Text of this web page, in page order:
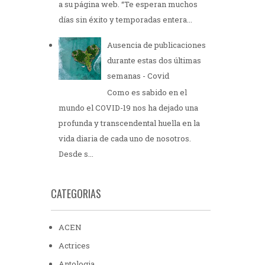
a su página web. “Te esperan muchos
días sin éxito y temporadas entera...
Ausencia de publicaciones
durante estas dos últimas
semanas - Covid
Como es sabido en el
mundo el COVID-19 nos ha dejado una
profunda y transcendental huella en la
vida diaria de cada uno de nosotros.
Desde s...
CATEGORIAS
ACEN
Actrices